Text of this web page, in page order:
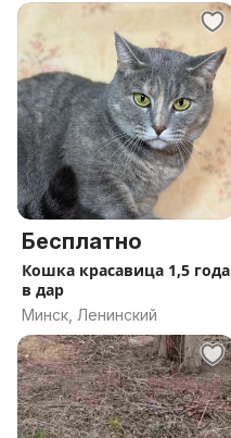
Бесплатно
Кошка красавица 1,5 года
в дар
Минск, Ленинский